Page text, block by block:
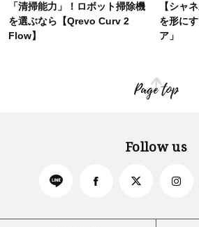
「清掃能力」！ロボット掃除機
を選ぶなら【Qrevo Curv 2
Flow】
【シャ
を形に
ア」
Page top
Follow us